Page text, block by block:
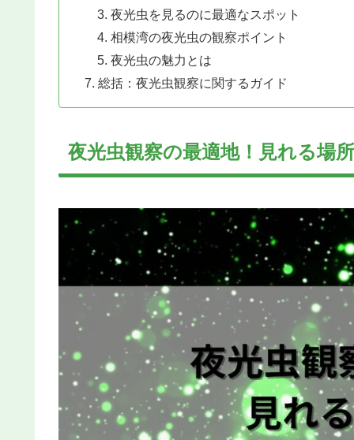
夜光虫を見るのに最適なスポット
相模湾の夜光虫の観察ポイント
夜光虫の魅力とは
総括：夜光虫観察に関するガイド
夜光虫観察の最適地！見れる場